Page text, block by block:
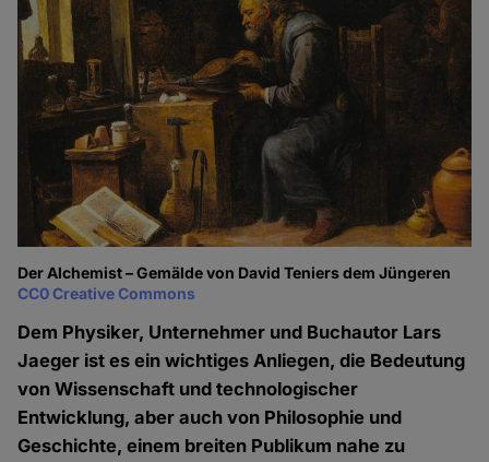
Der Alchemist – Gemälde von David Teniers dem Jüngeren
CC0 Creative Commons
Dem Physiker, Unternehmer und Buchautor Lars
Jaeger ist es ein wichtiges Anliegen, die Bedeutung
von Wissenschaft und technologischer
Entwicklung, aber auch von Philosophie und
Geschichte, einem breiten Publikum nahe zu